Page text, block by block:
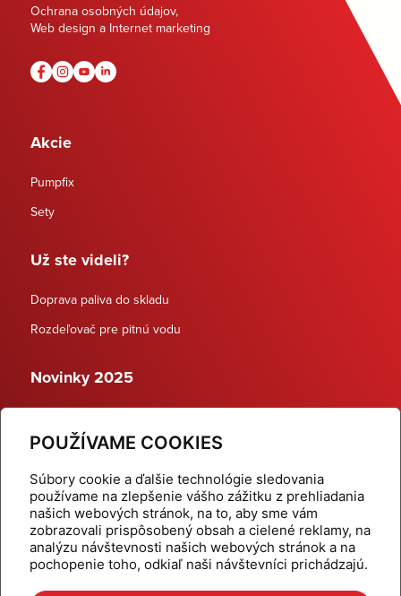
POUŽÍVAME COOKIES
Súbory cookie a ďalšie technológie sledovania
používame na zlepšenie vášho zážitku z prehliadania
našich webových stránok, na to, aby sme vám
zobrazovali prispôsobený obsah a cielené reklamy, na
analýzu návštevnosti našich webových stránok a na
pochopenie toho, odkiaľ naši návštevníci prichádzajú.
Ochrana osobných údajov,
Web design a Internet marketing
Akcie
Pumpfix
Sety
Už ste videli?
Doprava paliva do skladu
Rozdeľovač pre pitnú vodu
Novinky 2025
Dynamické termostatické ventily
Domov
Produkty
Aktuality
Odber šikovné tipy